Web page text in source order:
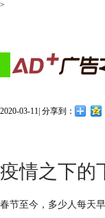
>
2020-03-11| 分享到：
疫情之下的
春节至今，多少人每天